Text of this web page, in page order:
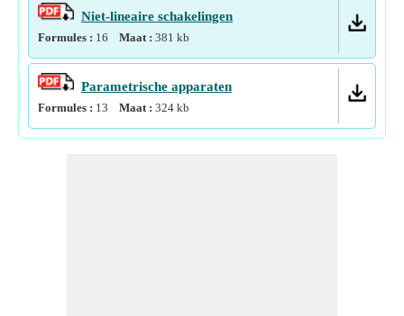
Niet-lineaire schakelingen
Formules : 16 Maat : 381 kb
Parametrische apparaten
Formules : 13 Maat : 324 kb